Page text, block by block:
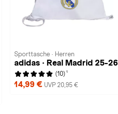
Sporttasche · Herren
adidas · Real Madrid 25-26
(10) 1
14,99 € UVP 20,95 €